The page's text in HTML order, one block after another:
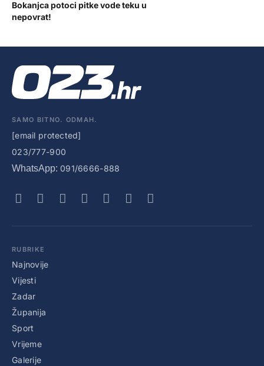
Bokanjca potoci pitke vode teku u
nepovrat!
SAMO BITNO. ODMAH.
[email protected]
023/777-900
WhatsApp: 091/6666-888
RUBRIKE
Najnovije
Vijesti
Zadar
Županija
Sport
Vrijeme
Galerije